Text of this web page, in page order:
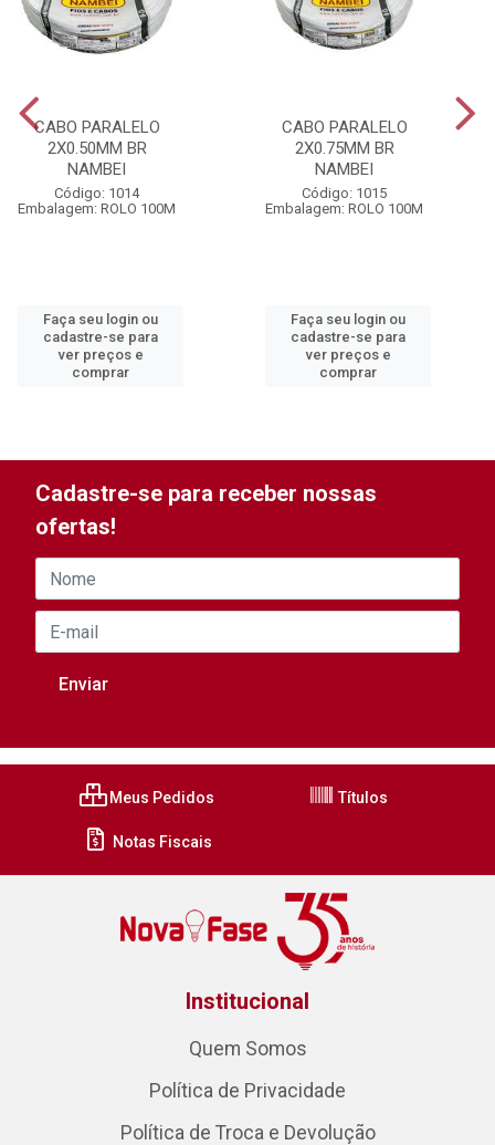
CABO PARALELO
2X0.50MM BR
NAMBEI
Código: 1014
Embalagem: ROLO 100M
Faça seu login ou
cadastre-se para
ver preços e
comprar
CABO PARALELO
2X0.75MM BR
NAMBEI
Código: 1015
Embalagem: ROLO 100M
Faça seu login ou
cadastre-se para
ver preços e
comprar
Cadastre-se para receber nossas
ofertas!
Meus Pedidos Títulos
Notas Fiscais
Institucional
Quem Somos
Política de Privacidade
Política de Troca e Devolução